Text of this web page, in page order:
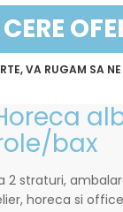
CERE
VA RUGAM SA
bax
2 straturi,
horeca si office